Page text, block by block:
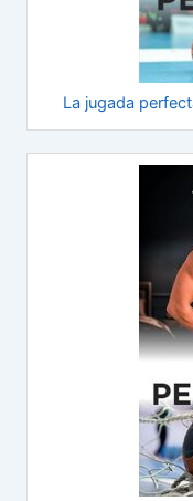
La jugada